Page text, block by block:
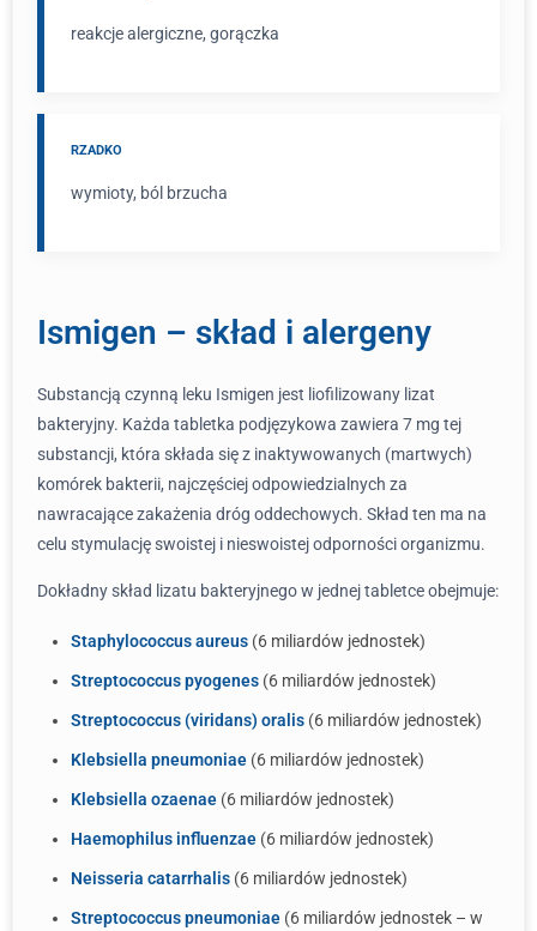
reakcje alergiczne, gorączka
RZADKO
wymioty, ból brzucha
Ismigen – skład i alergeny
Substancją czynną leku Ismigen jest liofilizowany lizat
bakteryjny. Każda tabletka podjęzykowa zawiera 7 mg tej
substancji, która składa się z inaktywowanych (martwych)
komórek bakterii, najczęściej odpowiedzialnych za
nawracające zakażenia dróg oddechowych. Skład ten ma na
celu stymulację swoistej i nieswoistej odporności organizmu.
Dokładny skład lizatu bakteryjnego w jednej tabletce obejmuje:
Staphylococcus aureus (6 miliardów jednostek)
Streptococcus pyogenes (6 miliardów jednostek)
Streptococcus (viridans) oralis (6 miliardów jednostek)
Klebsiella pneumoniae (6 miliardów jednostek)
Klebsiella ozaenae (6 miliardów jednostek)
Haemophilus influenzae (6 miliardów jednostek)
Neisseria catarrhalis (6 miliardów jednostek)
Streptococcus pneumoniae (6 miliardów jednostek – w